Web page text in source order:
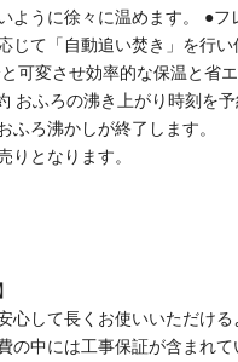
ように徐々に温めます。
●フ
じて「自動追い焚き」を行い
可変させ効率的な保温と省
おふろの沸き上がり時刻を予
ふろ沸かしが終了します。
りとなります。
心して長くお使いいただける
の中には工事保証が含まれ